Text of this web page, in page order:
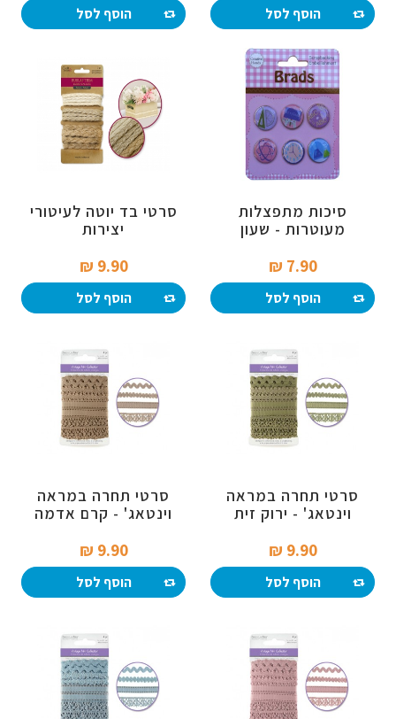
הוסף לסל הוסף לסל
סיכות מתפצלות
מעוטרות - שעון
7.90 ₪‎
הוסף לסל
סרטי בד יוטה לעיטורי
יצירות
9.90 ₪‎
הוסף לסל
סרטי תחרה במראה
וינטאג' - ירוק זית
9.90 ₪‎
הוסף לסל
סרטי תחרה במראה
וינטאג' - קרם אדמה
9.90 ₪‎
הוסף לסל